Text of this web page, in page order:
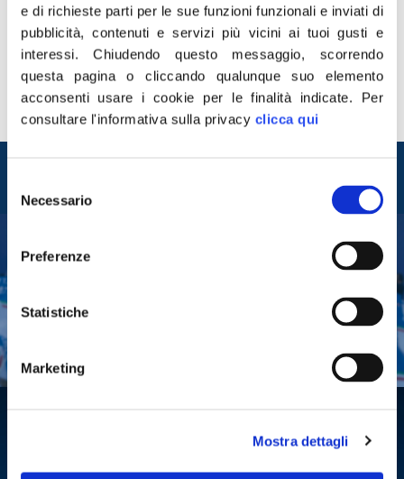
e di richieste parti per le sue funzioni funzionali e inviati di
pubblicità, contenuti e servizi più vicini ai tuoi gusti e
interessi.Chiudendo questo messaggio, scorrendo
questa pagina o cliccando qualunque suo elemento
acconsenti usare i cookie per le finalità indicate. Per
consultare l'informativa sulla privacy clicca qui
delNecessario
Preferenze
Statistiche
Marketing
Mostra dettagli
di Banca Mediolanum. L’Italia perde un imprenditore
visionario e un grande innovatore, tra i protagonisti
dell’economia e della finanza degli ultimi anni. Alla sua
famiglia e ai suoi cari il nostro abbraccio e la nostra
vicinanza”. Lo dichiara il presidente di Fratelli d’Italia
Giorgia Meloni.